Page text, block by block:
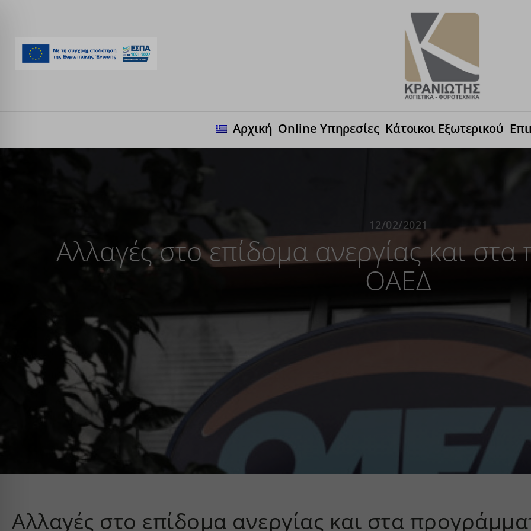
Αρχική Online Υπηρεσίες Κάτοικοι Εξωτερικού
12/02/2021
Αλλαγές στο επίδομα ανεργίας και
ΟΑΕΔ
Αλλαγές στο επίδομα ανεργίας και στα